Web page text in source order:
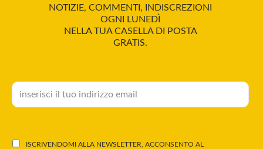
NOTIZIE, COMMENTI, INDISCREZIONI
OGNI LUNEDÌ
NELLA TUA CASELLA DI POSTA
GRATIS.
ISCRIVENDOMI ALLA NEWSLETTER, ACCONSENTO AL